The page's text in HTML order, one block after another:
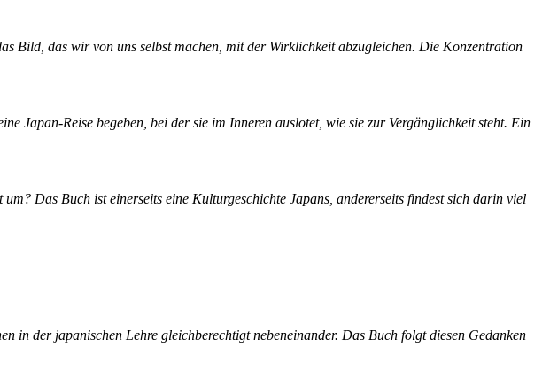
Bild, das wir von uns selbst machen, mit der Wirklichkeit abzugleichen. Die Konzentration
Japan-Reise begeben, bei der sie im Inneren auslotet, wie sie zur Vergänglichkeit steht. Ein
Das Buch ist einerseits eine Kulturgeschichte Japans, andererseits findest sich darin viel
in der japanischen Lehre gleichberechtigt nebeneinander. Das Buch folgt diesen Gedanken